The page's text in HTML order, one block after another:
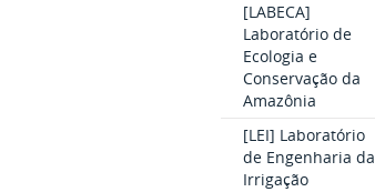
[LABECA]
Laboratório de
Ecologia e
Conservação da
Amazônia
[LEI] Laboratório
de Engenharia da
Irrigação